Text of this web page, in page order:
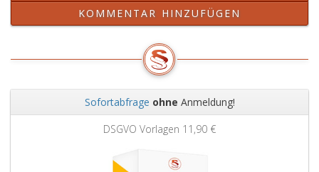
KOMMENTAR HINZUFÜGEN
Sofortabfrage ohne Anmeldung!
DSGVO Vorlagen 11,90 €